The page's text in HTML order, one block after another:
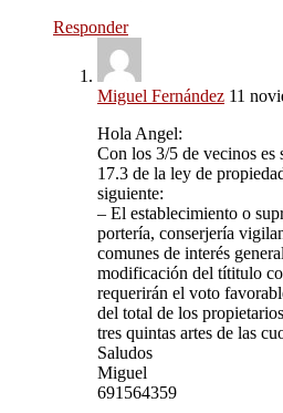
Responder
Miguel Fernández 11
Hola Angel:
Con los 3/5 de vecinos
17.3 de la ley de
siguiente:
– El establecimiento o
portería, conserjería
comunes de interés
modificación del títitulo
requerirán el voto
del total de los
tres quintas artes de las
Saludos
Miguel
691564359